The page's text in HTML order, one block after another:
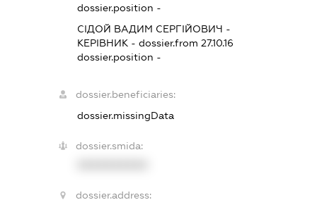
dossier.position -
СІДОЙ ВАДИМ СЕРГІЙОВИЧ -
КЕРІВНИК - dossier.from 27.10.16
dossier.position -
dossier.beneficiaries:
dossier.missingData
dossier.smida:
dossier.address: